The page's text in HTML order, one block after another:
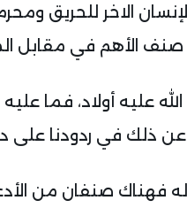
الاخر للحريق
صنف الأهم في مقابل
عليه أولاد، فما
عن ذلك في ردودنا
فهناك صنفان من